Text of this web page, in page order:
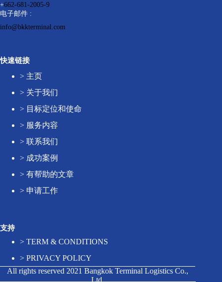
+662-681-2005-9
电子邮件 :
info@bkkterminal.com
快速链接
> 主页
> 关于我们
> 目标定位和使命
> 服务内容
> 联系我们
> 成功案例
> 有帮助的文章
> 申请工作
支持
> TERM & CONDITIONS
> PRIVACY POLICY
All rights reserved 2021 Bangkok Terminal Logistics Co.,
Ltd.